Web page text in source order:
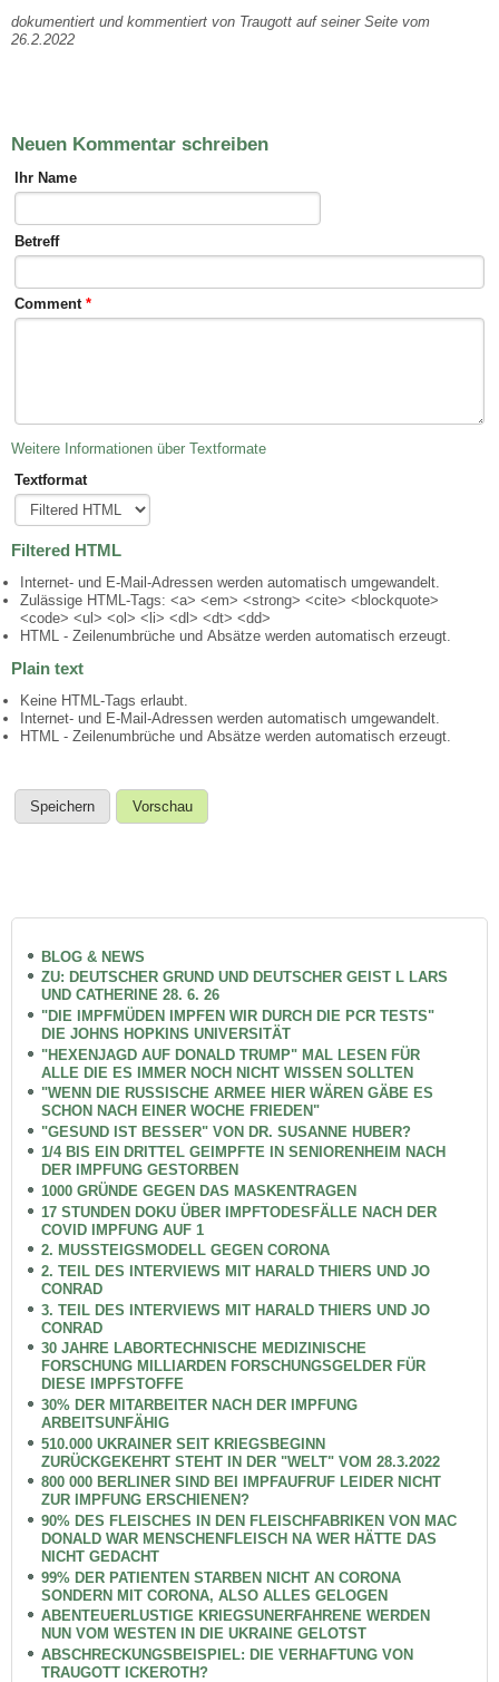
dokumentiert und kommentiert von Traugott auf seiner Seite vom
26.2.2022
Neuen Kommentar schreiben
Ihr Name
Betreff
Comment *
Weitere Informationen über Textformate
Textformat
Filtered HTML
Internet- und E-Mail-Adressen werden automatisch umgewandelt.
Zulässige HTML-Tags: <a> <em> <strong> <cite> <blockquote>
<code> <ul> <ol> <li> <dl> <dt> <dd>
HTML - Zeilenumbrüche und Absätze werden automatisch erzeugt.
Plain text
Keine HTML-Tags erlaubt.
Internet- und E-Mail-Adressen werden automatisch umgewandelt.
HTML - Zeilenumbrüche und Absätze werden automatisch erzeugt.
BLOG & NEWS
ZU: DEUTSCHER GRUND UND DEUTSCHER GEIST L LARS
UND CATHERINE 28. 6. 26
"DIE IMPFMÜDEN IMPFEN WIR DURCH DIE PCR TESTS"
DIE JOHNS HOPKINS UNIVERSITÄT
"HEXENJAGD AUF DONALD TRUMP" MAL LESEN FÜR
ALLE DIE ES IMMER NOCH NICHT WISSEN SOLLTEN
"WENN DIE RUSSISCHE ARMEE HIER WÄREN GÄBE ES
SCHON NACH EINER WOCHE FRIEDEN"
"GESUND IST BESSER" VON DR. SUSANNE HUBER?
1/4 BIS EIN DRITTEL GEIMPFTE IN SENIORENHEIM NACH
DER IMPFUNG GESTORBEN
1000 GRÜNDE GEGEN DAS MASKENTRAGEN
17 STUNDEN DOKU ÜBER IMPFTODESFÄLLE NACH DER
COVID IMPFUNG AUF 1
2. MUSSTEIGSMODELL GEGEN CORONA
2. TEIL DES INTERVIEWS MIT HARALD THIERS UND JO
CONRAD
3. TEIL DES INTERVIEWS MIT HARALD THIERS UND JO
CONRAD
30 JAHRE LABORTECHNISCHE MEDIZINISCHE
FORSCHUNG MILLIARDEN FORSCHUNGSGELDER FÜR
DIESE IMPFSTOFFE
30% DER MITARBEITER NACH DER IMPFUNG
ARBEITSUNFÄHIG
510.000 UKRAINER SEIT KRIEGSBEGINN
ZURÜCKGEKEHRT STEHT IN DER "WELT" VOM 28.3.2022
800 000 BERLINER SIND BEI IMPFAUFRUF LEIDER NICHT
ZUR IMPFUNG ERSCHIENEN?
90% DES FLEISCHES IN DEN FLEISCHFABRIKEN VON MAC
DONALD WAR MENSCHENFLEISCH NA WER HÄTTE DAS
NICHT GEDACHT
99% DER PATIENTEN STARBEN NICHT AN CORONA
SONDERN MIT CORONA, ALSO ALLES GELOGEN
ABENTEUERLUSTIGE KRIEGSUNERFAHRENE WERDEN
NUN VOM WESTEN IN DIE UKRAINE GELOTST
ABSCHRECKUNGSBEISPIEL: DIE VERHAFTUNG VON
TRAUGOTT ICKEROTH?